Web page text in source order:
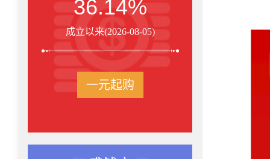
36.14%
成立以来(2026-08-05)
一元起购